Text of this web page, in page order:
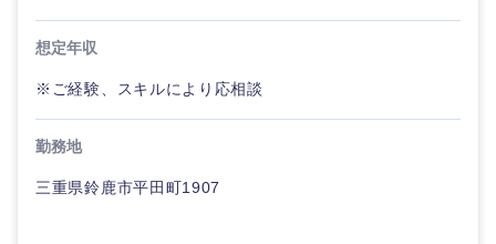
想定年収
※ご経験、スキルにより応相談
勤務地
三重県鈴鹿市平田町1907